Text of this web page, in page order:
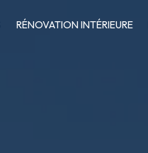
RÉNOVATION INTÉRIEURE